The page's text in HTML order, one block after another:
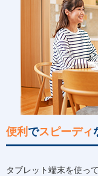
便利 でスピーディ
タブレット端末を使っ